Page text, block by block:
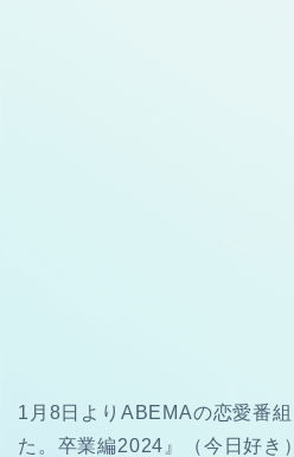
1月8日よりABEMAの恋愛番
た。卒業編2024』（今日好き